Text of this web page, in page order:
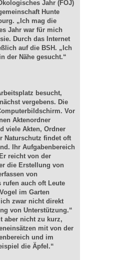
Jahr (FÖJ)
Hunte
„Ich mag die
Jahr war für mich
Durch das Internet
auf die BSH. „Ich
der Nähe gesucht.“
besucht,
vergebens. Die
Vor
Aktenordner
viele Akten, Ordner
Naturschutz findet oft
Ihr Aufgabenbereich
reicht von der
die Erstellung von
von
rufen auch oft Leute
im Garten
zwar nicht direkt
von Unterstützung.“
aber nicht zu kurz,
mit von der
und im
die Äpfel.“